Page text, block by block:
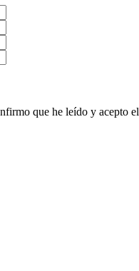
que he leído y acepto el